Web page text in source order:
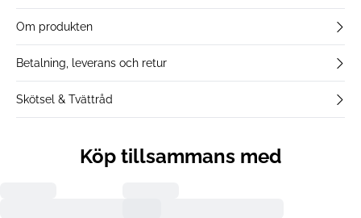
Om produkten
Betalning, leverans och retur
Skötsel & Tvättråd
Köp tillsammans med